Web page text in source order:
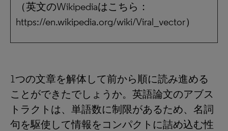
（英文のWikipediaはこちら：
https://en.wikipedia.org/wiki/Viral_vector）
1つの文章を解体して前から順に読み進める
ことができたでしょうか。英語論文のアブス
トラクトは、単語数に制限があるため、名詞
句を駆使して情報をコンパクトに詰め込む性